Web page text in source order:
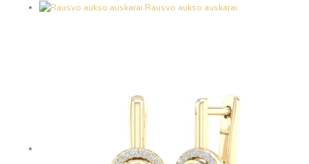
Rausvo aukso auskarai